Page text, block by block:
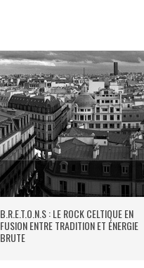
B.R.E.T.O.N.S : LE ROCK CELTIQUE EN
FUSION ENTRE TRADITION ET ÉNERGIE
BRUTE